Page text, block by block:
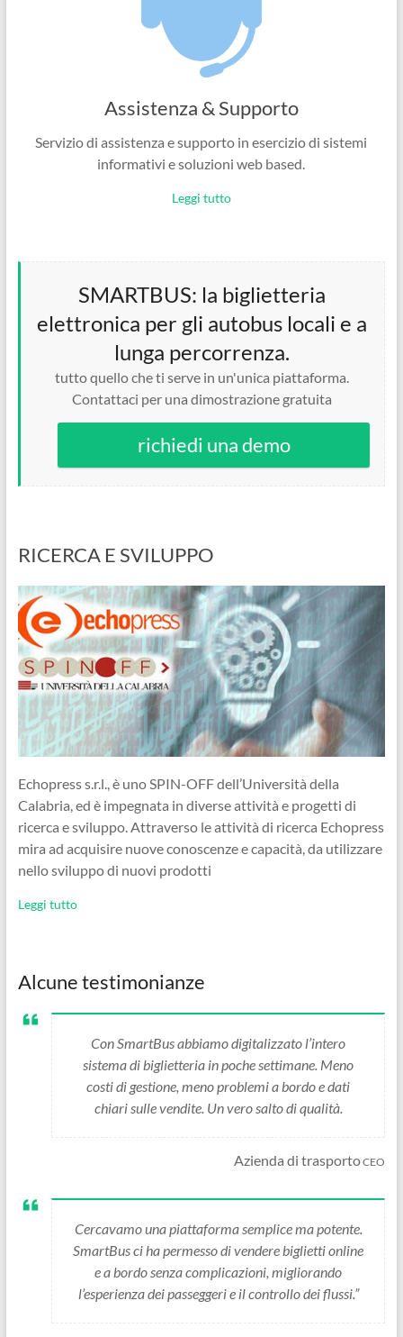
Assistenza & Supporto
Servizio di assistenza e supporto in esercizio di sistemi
informativi e soluzioni web based.
Leggi tutto
SMARTBUS: la biglietteria
elettronica per gli autobus locali e a
lunga percorrenza.
tutto quello che ti serve in un'unica piattaforma.
Contattaci per una dimostrazione gratuita
richiedi una demo
RICERCA E SVILUPPO
Echopress s.r.l., è uno SPIN-OFF dell’Università della
Calabria, ed è impegnata in diverse attività e progetti di
ricerca e sviluppo. Attraverso le attività di ricerca Echopress
mira ad acquisire nuove conoscenze e capacità, da utilizzare
nello sviluppo di nuovi prodotti
Leggi tutto
Alcune testimonianze
Con SmartBus abbiamo digitalizzato l’intero
sistema di biglietteria in poche settimane. Meno
costi di gestione, meno problemi a bordo e dati
chiari sulle vendite. Un vero salto di qualità.
Azienda di trasportoCEO
Cercavamo una piattaforma semplice ma potente.
SmartBus ci ha permesso di vendere biglietti online
e a bordo senza complicazioni, migliorando
l’esperienza dei passeggeri e il controllo dei flussi.”